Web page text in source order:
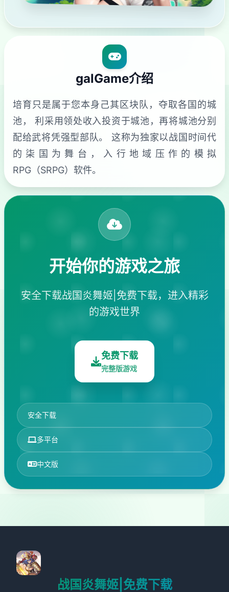
galGame介绍
培育只是属于您本身己其区块队，夺取各国的城
池， 利采用领处收入投资于城池，再将城池分别
配给武将凭强型部队。 这称为独家以战国时间代
的柒国为舞台，入行地域压作的模拟
RPG（SRPG）软件。
开始你的游戏之旅
安全下载战国炎舞姬|免费下载，进入精彩
的游戏世界
免费下载
完整版游戏
安全下载
多平台
中文版
战国炎舞姬|免费下载